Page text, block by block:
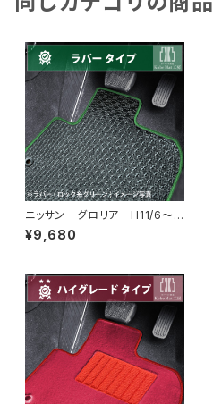
ニッサン グロリア H11/6〜H
16/10 Y34系 フロアマット
一式 カーマット 防水 ラバ
¥9,680